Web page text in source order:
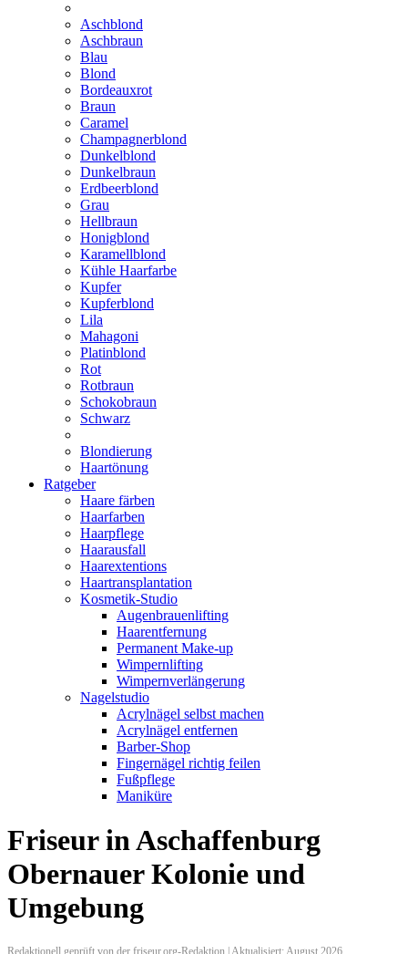
Aschblond
Aschbraun
Blau
Blond
Bordeauxrot
Braun
Caramel
Champagnerblond
Dunkelblond
Dunkelbraun
Erdbeerblond
Grau
Hellbraun
Honigblond
Karamellblond
Kühle Haarfarbe
Kupfer
Kupferblond
Lila
Mahagoni
Platinblond
Rot
Rotbraun
Schokobraun
Schwarz
Blondierung
Haartönung
Ratgeber
Haare färben
Haarfarben
Haarpflege
Haarausfall
Haarextentions
Haartransplantation
Kosmetik-Studio
Augenbrauenlifting
Haarentfernung
Permanent Make-up
Wimpernlifting
Wimpernverlängerung
Nagelstudio
Acrylnägel selbst machen
Acrylnägel entfernen
Barber-Shop
Fingernägel richtig feilen
Fußpflege
Maniküre
Friseur in Aschaffenburg
Obernauer Kolonie und
Umgebung
Redaktionell geprüft von der friseur.org-Redaktion | Aktualisiert: August 2026